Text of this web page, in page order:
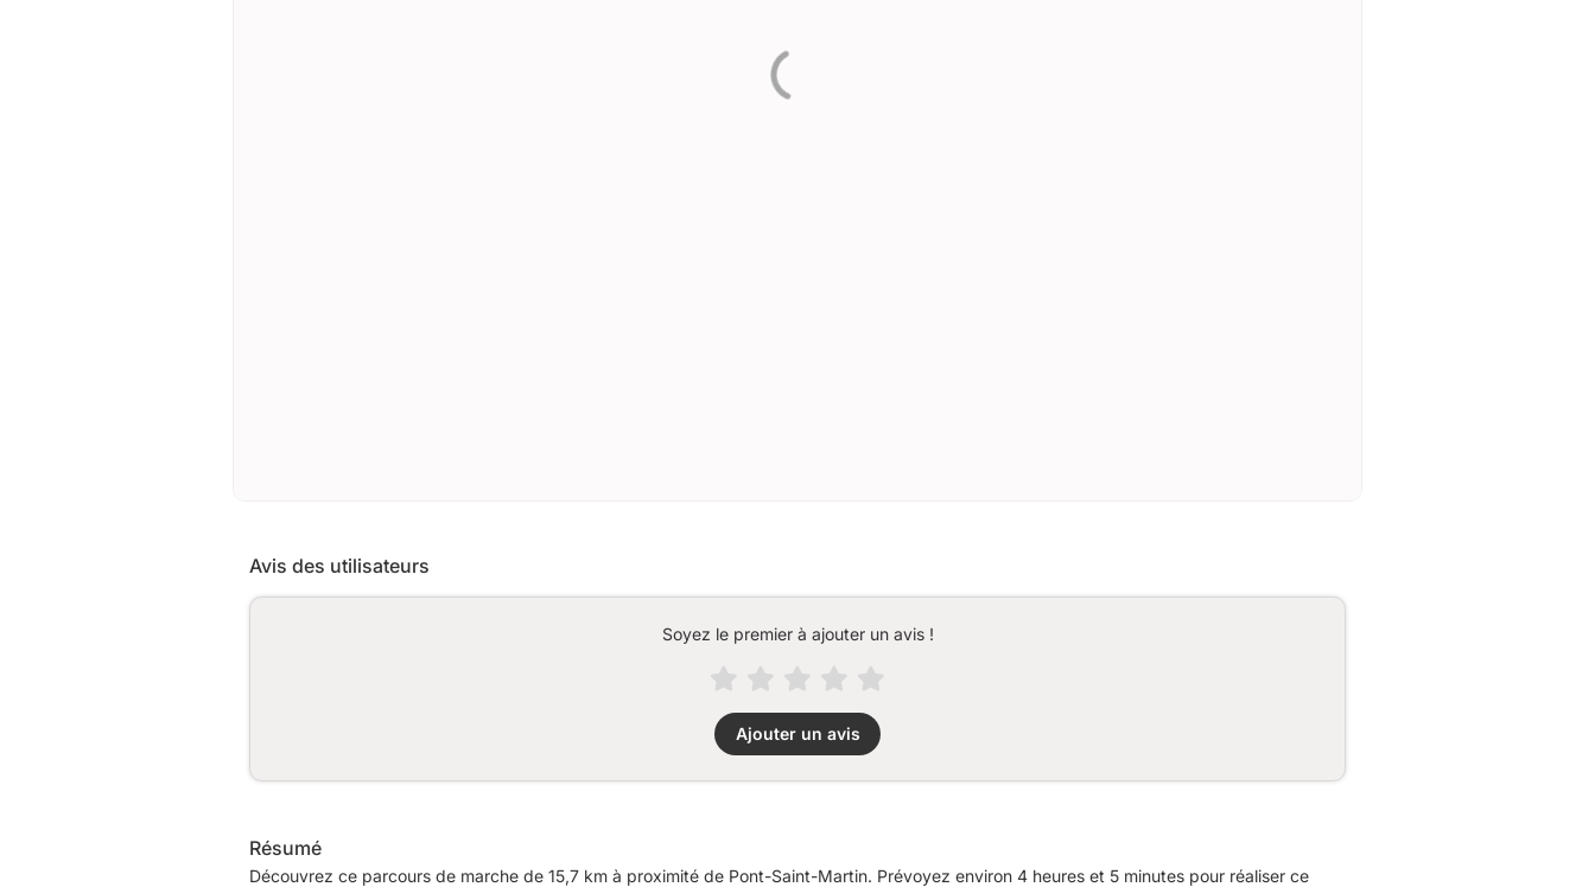
Avis des utilisateurs
Soyez le premier à ajouter un avis !
Ajouter un avis
Résumé
Découvrez ce parcours de marche de 15,7 km à proximité de Pont-Saint-Martin. Prévoyez environ 4 heures et 5 minutes pour réaliser ce